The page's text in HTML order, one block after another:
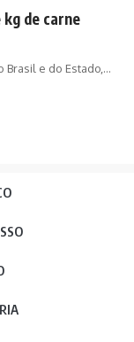
de carne
Brasil e do Estado,…